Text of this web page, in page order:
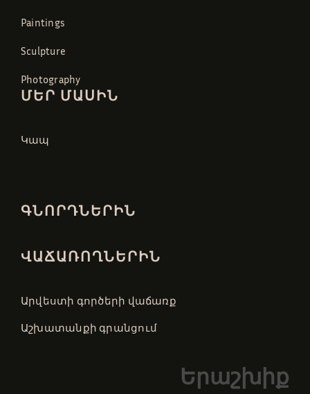
Paintings
Sculpture
Photography
ՄԵՐ ՄԱՍԻՆ
Կապ
ԳՆՈՐԴՆԵՐԻՆ
ՎԱՃԱՌՈՂՆԵՐԻՆ
Արվեստի գործերի վաճառք
Աշխատանքի գրանցում
Երաշխիք